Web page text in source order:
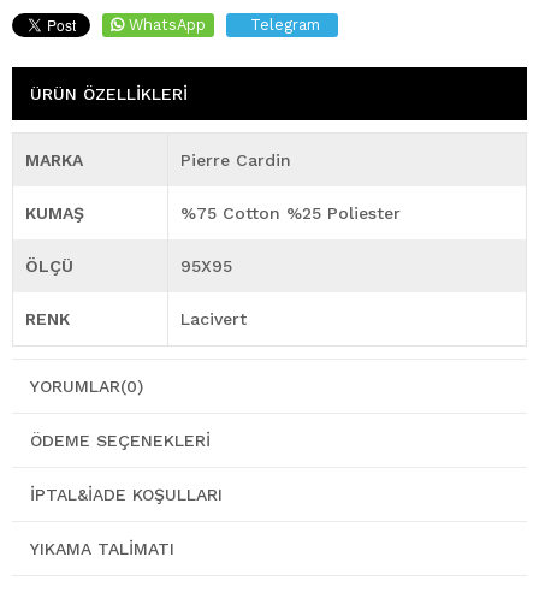
WhatsApp Telegram
ÜRÜN ÖZELLIKLERI
MARKA Pierre Cardin
KUMAŞ %75 Cotton %25 Poliester
ÖLÇÜ 95X95
RENK Lacivert
YORUMLAR(0)
ÖDEME SEÇENEKLERI
İPTAL&İADE KOŞULLARI
YIKAMA TALIMATI